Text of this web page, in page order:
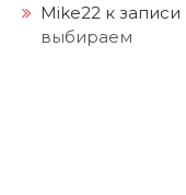
Mike22 к записи
выбираем